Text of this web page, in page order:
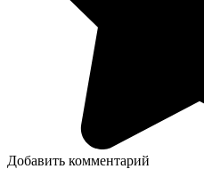
Добавить комментарий